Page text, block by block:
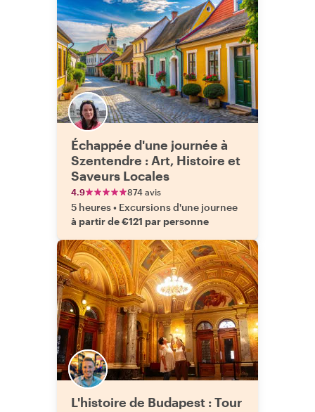
Échappée d'une journée à
Szentendre : Art, Histoire et
Saveurs Locales
4.9 874 avis
5 heures• Excursions d'une journee
à partir de €121 par personne
L'histoire de Budapest : Tour